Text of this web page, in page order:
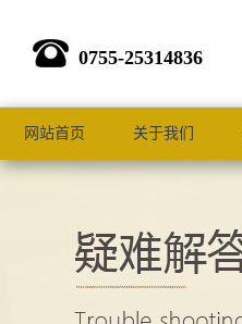
0755-25314836
网站首页 关于我们